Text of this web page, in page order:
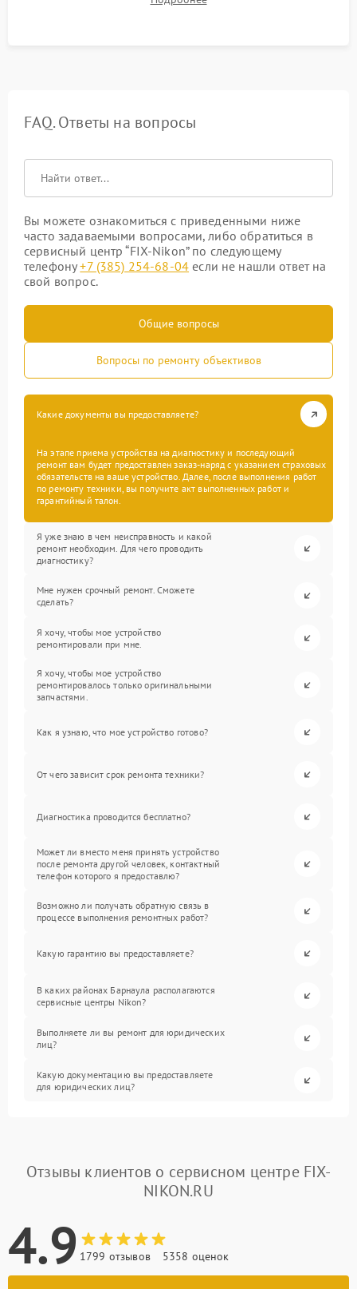
диафрагмы на закрытых значениях и тестирование
FAQ. Ответы на вопросы
Вы можете ознакомиться с приведенными ниже
часто задаваемыми вопросами, либо обратиться в
сервисный центр “FIX-Nikon” по следующему
телефону+7 (385) 254-68-04 если не нашли ответ на
свой вопрос.
Общие вопросы
Вопросы по ремонту объективов
Какие документы вы предоставляете?
На этапе приема устройства на диагностику и последующий
ремонт вам будет предоставлен заказ-наряд с указанием страховых
обязательств на ваше устройство. Далее, после выполнения работ
по ремонту техники, вы получите акт выполненных работ и
гарантийный талон.
Я уже знаю в чем неисправность и какой
ремонт необходим. Для чего проводить
диагностику?
Мне нужен срочный ремонт. Сможете
сделать?
Я хочу, чтобы мое устройство
ремонтировали при мне.
Я хочу, чтобы мое устройство
ремонтировалось только оригинальными
запчастями.
Как я узнаю, что мое устройство готово?
От чего зависит срок ремонта техники?
Диагностика проводится бесплатно?
Может ли вместо меня принять устройство
после ремонта другой человек, контактный
телефон которого я предоставлю?
Возможно ли получать обратную связь в
процессе выполнения ремонтных работ?
Какую гарантию вы предоставляете?
В каких районах Барнаула располагаются
сервисные центры Nikon?
Выполняете ли вы ремонт для юридических
лиц?
Какую документацию вы предоставляете
для юридических лиц?
Отзывы клиентов о сервисном центре FIX-
NIKON.RU
4.9 1799 отзывов 5358 оценок